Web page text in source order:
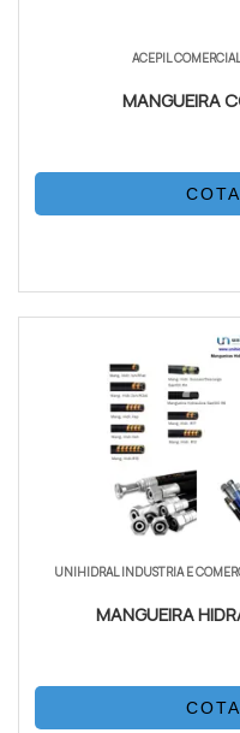
ACEPIL
MANGUEIRA
UNIHIDRAL INDUSTRIA E
MANGUEIRA